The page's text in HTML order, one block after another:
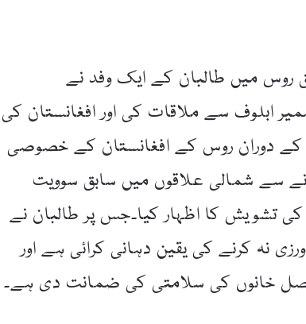
روس میں طالبان کے ایک وفد نے
ابلوف سے ملاقات کی اور افغانستان کی
کے دوران روس کے افغانستان کے خصوصی
سے شمالی علاقوں میں سابق سوویت
تشویش کا اظہار کیا۔جس پر طالبان نے
نہ کرنے کی یقین دہانی کرائی ہے اور
خانوں کی سلامتی کی ضمانت دی ہے۔